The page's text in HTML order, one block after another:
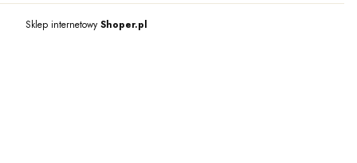
Sklep internetowyShoper.pl